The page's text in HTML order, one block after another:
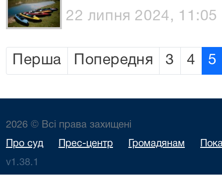
22 липня 2024, 11:05
Перша Попередня 3 4 5
2026 © Всі права захищені
Про суд Прес-центр Громадянам
v1.38.1